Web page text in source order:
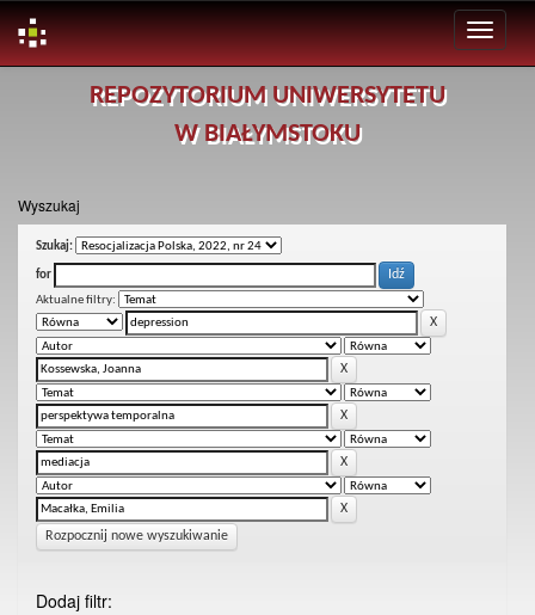
REPOZYTORIUM UNIWERSYTETU
W BIAŁYMSTOKU
Wyszukaj
Szukaj:
for
Aktualne filtry:
Rozpocznij nowe wyszukiwanie
Dodaj filtr: